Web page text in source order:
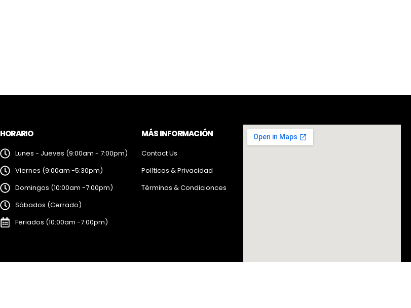
HORARIO
Lunes - Jueves (9:00am - 7:00pm)
Viernes (9:00am -5:30pm)
Domingos (10:00am -7:00pm)
Sábados (Cerrado)
Feriados (10:00am -7:00pm)
MÁS INFORMACIÓN
Contact Us
Políticas & Privacidad
Términos & Condicionces